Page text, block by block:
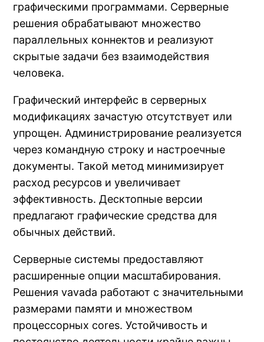
графическими программами. Серверные
решения обрабатывают множество
параллельных коннектов и реализуют
скрытые задачи без взаимодействия
человека.
Графический интерфейс в серверных
модификациях зачастую отсутствует или
упрощен. Администрирование реализуется
через командную строку и настроечные
документы. Такой метод минимизирует
расход ресурсов и увеличивает
эффективность. Десктопные версии
предлагают графические средства для
обычных действий.
Серверные системы предоставляют
расширенные опции масштабирования.
Решения vavada работают с значительными
размерами памяти и множеством
процессорных cores. Устойчивость и